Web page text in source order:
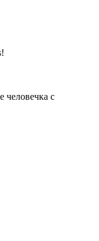
человечка с